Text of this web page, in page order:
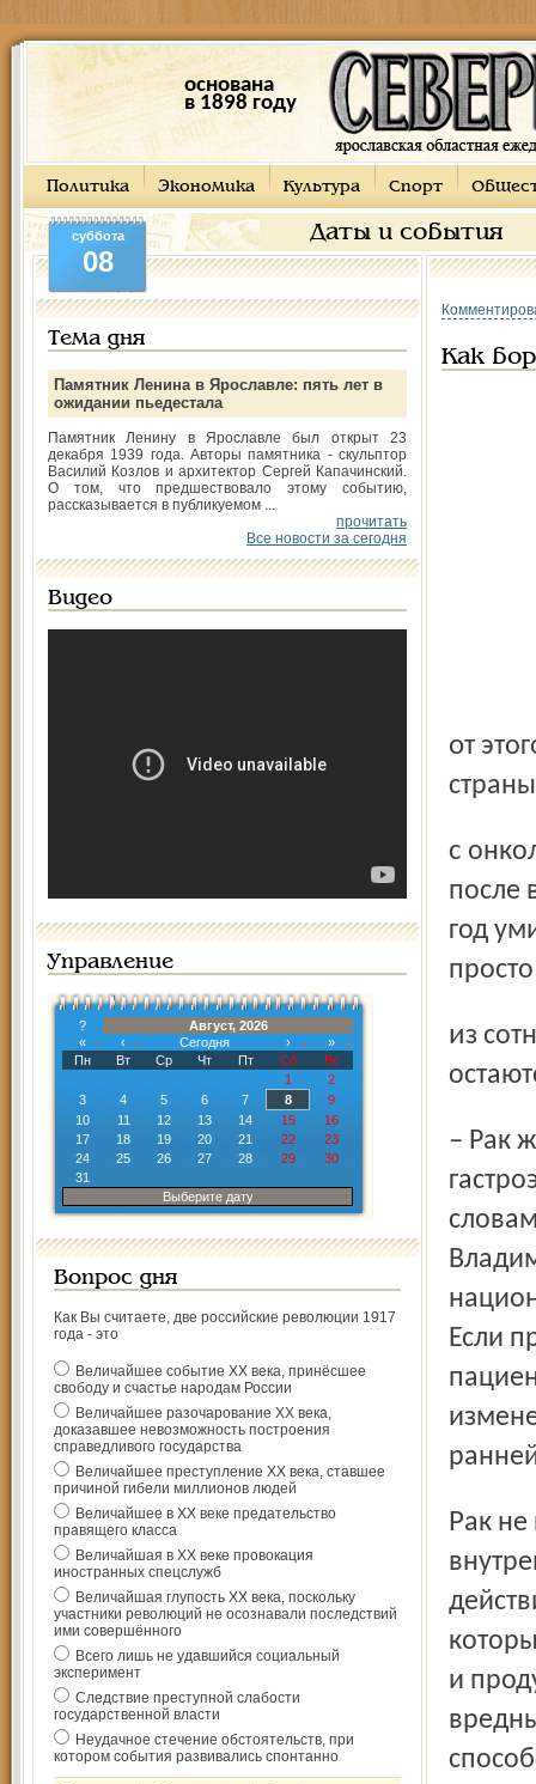
основана
в 1898 году
Политика Экономика Культура Спорт
Даты и события
суббота
08
Тема дня
Памятник Ленина в Ярославле: пять лет в
ожидании пьедестала
Памятник Ленину в Ярославле был открыт 23
декабря 1939 года. Авторы памятника - скульптор
Василий Козлов и архитектор Сергей Капачинский.
О том, что предшествовало этому событию,
рассказывается в публикуемом ...
прочитать
Все новости за сегодня
Видео
Управление
?
Август, 2026
«
‹ Сегодня ›
»
Пн
Вт Ср Чт Пт Сб
Вс
1
2
3
4 5 6 7 8
9
10
11 12 13 14 15
16
17
18 19 20 21 22
23
24
25 26 27 28 29
30
31
Выберите дату
Вопрос дня
Как Вы считаете, две российские революции 1917
года - это
Величайшее событие ХХ века, принёсшее
свободу и счастье народам России
Величайшее разочарование ХХ века,
доказавшее невозможность построения
справедливого государства
Величайшее преступление ХХ века, ставшее
причиной гибели миллионов людей
Величайшее в ХХ веке предательство
правящего класса
Величайшая в ХХ веке провокация
иностранных спецслужб
Величайшая глупость ХХ века, поскольку
участники революций не осознавали последствий
ими совершённого
Всего лишь не удавшийся социальный
эксперимент
Следствие преступной слабости
государственной власти
Неудачное стечение обстоятельств, при
котором события развивались спонтанно
Как
от этого недуга человечество еще так и не изобрело,
с онкологическими заболеваниями. Например, в США
после
год
из сотни с диагнозом «рак желудка» спустя год в живых
– Рак желудка – это в первую очередь проблема
Если
Рак не появляется в один день. Сначала изменяется
и